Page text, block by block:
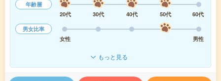
年齢層
20代
30代 40代 50代
60代
男女比率
女性
男性
もっと見る